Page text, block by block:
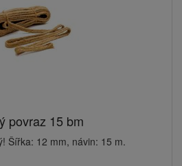
povraz 15 bm
Šířka: 12 mm, návin: 15 m.